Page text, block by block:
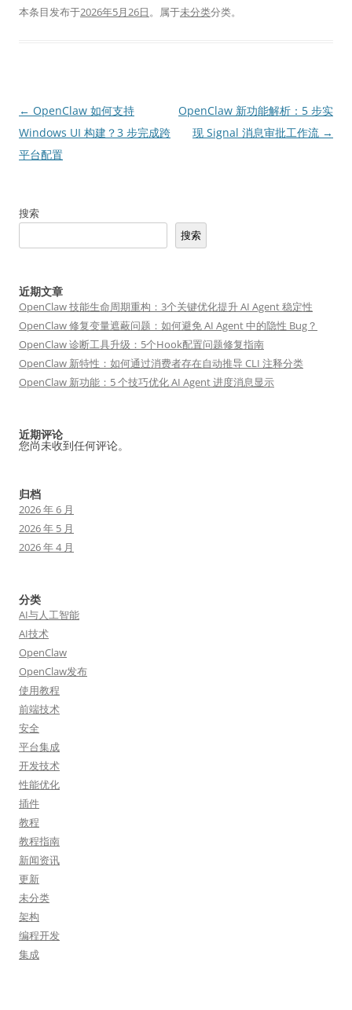
本条目发布于2026年5月26日。属于未分类分类。
文
章
导
← OpenClaw 如何支持
Windows UI 构建？3 步完成跨
平台配置
OpenClaw 新功能解析：5 步实
现 Signal 消息审批工作流 →
搜索
搜索
近期文章
OpenClaw 技能生命周期重构：3个关键优化提升 AI Agent 稳定性
OpenClaw 修复变量遮蔽问题：如何避免 AI Agent 中的隐性 Bug？
OpenClaw 诊断工具升级：5个Hook配置问题修复指南
OpenClaw 新特性：如何通过消费者存在自动推导 CLI 注释分类
OpenClaw 新功能：5 个技巧优化 AI Agent 进度消息显示
近期评论
您尚未收到任何评论。
归档
2026 年 6 月
2026 年 5 月
2026 年 4 月
分类
AI与人工智能
AI技术
OpenClaw
OpenClaw发布
使用教程
前端技术
安全
平台集成
开发技术
性能优化
插件
教程
教程指南
新闻资讯
更新
未分类
架构
编程开发
集成